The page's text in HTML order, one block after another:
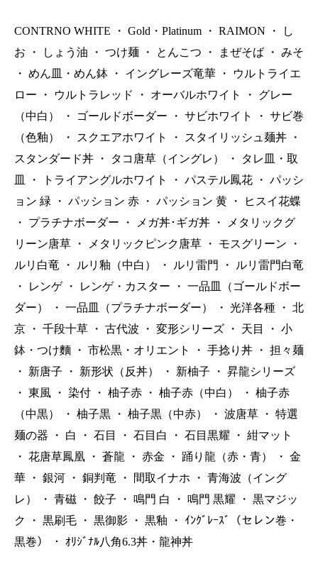
CONTRNO WHITE ・ Gold・Platinum ・ RAIMON ・
し
お
・ しょう油 ・ つけ麺 ・ とんこつ ・ まぜそば ・ みそ
・ めん皿・めん鉢 ・ イングレーズ竜華 ・
ウルトライエ
ロー
・ ウルトラレッド ・ オーバルホワイト ・
グレー
（中白）
・ ゴールドボーダー ・ サビホワイト ・ サビ巻
（色釉）
・ スクエアホワイト ・ スタイリッシュ麺丼
・
スタンダード丼
・ タコ唐草（イングレ） ・
タレ皿・取
皿
・ トライアングルホワイト ・ パステル鳳花 ・ パッシ
ョン 緑
・ パッション 赤 ・ パッション 黄 ・
ヒスイ花蝶
・
プラチナボーダー ・ メガ丼･ギガ丼 ・
メタリックグ
リーン唐草
・ メタリックピンク唐草 ・ モスグリーン
・
ルリ白竜
・ ルリ釉（中白） ・ ルリ雷門 ・
ルリ雷門白竜
・
レンゲ ・ レンゲ・カスター ・ 一品皿（ゴールドボー
ダー）
・ 一品皿（プラチナボーダー） ・ 光洋各種 ・ 北
京
・ 千段十草 ・ 古代波 ・ 変形シリーズ ・ 天目 ・ 小
鉢・つけ麵
・ 市松黒・オリエント ・ 手捻り丼 ・ 担々麺
・
新唐子 ・ 新形状（反丼） ・ 新柚子 ・ 昇龍シリーズ
・ 東風 ・ 染付 ・ 柚子赤 ・ 柚子赤（中白） ・ 柚子赤
（中黒）
・ 柚子黒 ・ 柚子黒（中赤） ・ 波唐草 ・ 特選
麺の器
・ 白 ・ 石目 ・ 石目白 ・ 石目黒耀 ・ 紺マット
・ 花唐草鳳凰 ・ 蒼龍 ・ 赤金 ・ 踊り龍（赤・青） ・ 金
華
・ 銀河 ・ 銅判竜 ・ 間取イナホ ・ 青海波（イング
レ）
・ 青磁 ・ 餃子 ・ 鳴門 白 ・ 鳴門 黒耀 ・ 黒マジッ
ク
・ 黒刷毛 ・ 黒御影 ・ 黒釉 ・
ｲﾝｸﾞﾚｰｽﾞ（セレン巻・
黒巻）
・ ｵﾘｼﾞﾅﾙ八角6.3丼・龍神丼